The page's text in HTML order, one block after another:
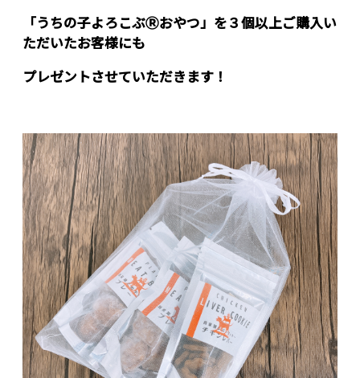
「うちの子よろこぶⓇおやつ」を３個以上ご購入い
ただいたお客様にも
プレゼントさせていただきます！